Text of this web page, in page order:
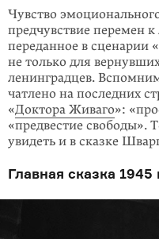
Чувство
предчувствие перемен
переданное в сценарии
не только для
ленинградцев.
чатлено на последних
«Доктора Живаго»:
«предвестие свободы».
увидеть и в сказке
Главная сказка 1945